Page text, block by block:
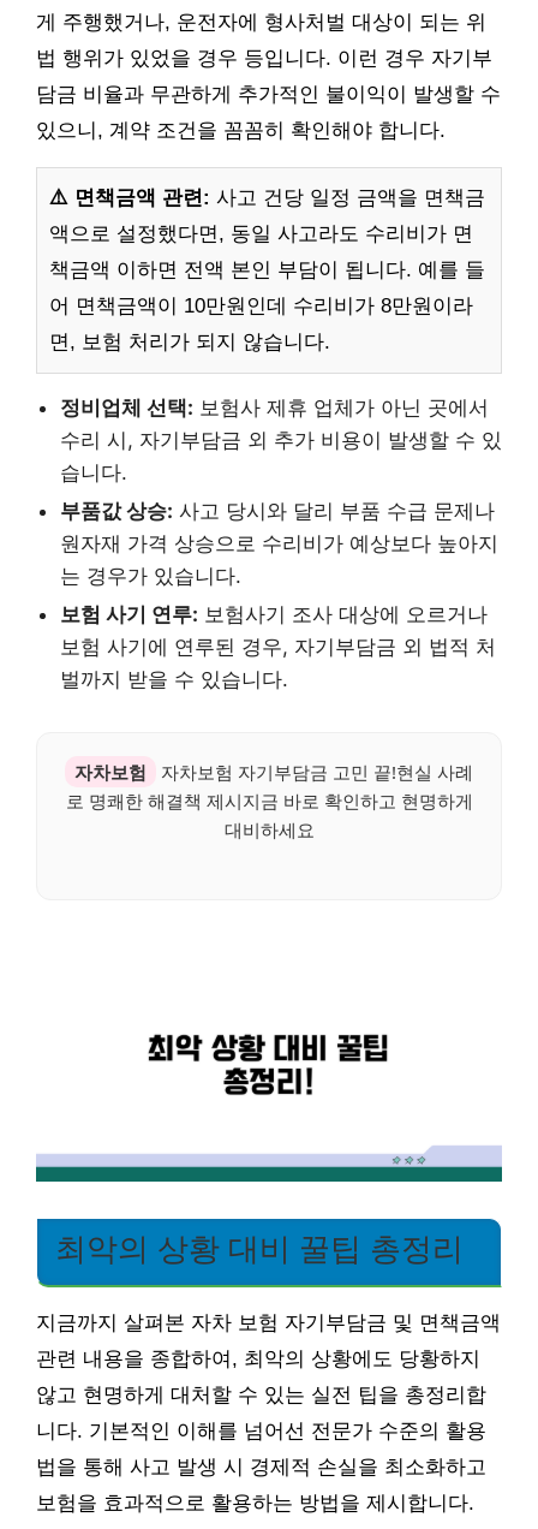
게 주행했거나, 운전자에 형사처벌 대상이 되는 위
법 행위가 있었을 경우 등입니다. 이런 경우 자기부
담금 비율과 무관하게 추가적인 불이익이 발생할 수
있으니, 계약 조건을 꼼꼼히 확인해야 합니다.
⚠️ 면책금액 관련: 사고 건당 일정 금액을 면책금
액으로 설정했다면, 동일 사고라도 수리비가 면
책금액 이하면 전액 본인 부담이 됩니다. 예를 들
어 면책금액이 10만원인데 수리비가 8만원이라
면, 보험 처리가 되지 않습니다.
정비업체 선택: 보험사 제휴 업체가 아닌 곳에서
수리 시, 자기부담금 외 추가 비용이 발생할 수 있
습니다.
부품값 상승: 사고 당시와 달리 부품 수급 문제나
원자재 가격 상승으로 수리비가 예상보다 높아지
는 경우가 있습니다.
보험 사기 연루: 보험사기 조사 대상에 오르거나
보험 사기에 연루된 경우, 자기부담금 외 법적 처
벌까지 받을 수 있습니다.
자차보험
자차보험 자기부담금 고민 끝!현실 사례
로 명쾌한 해결책 제시지금 바로 확인하고 현명하게
대비하세요
최악의 상황 대비 꿀팁 총정리
지금까지 살펴본 자차 보험 자기부담금 및 면책금액
관련 내용을 종합하여, 최악의 상황에도 당황하지
않고 현명하게 대처할 수 있는 실전 팁을 총정리합
니다. 기본적인 이해를 넘어선 전문가 수준의 활용
법을 통해 사고 발생 시 경제적 손실을 최소화하고
보험을 효과적으로 활용하는 방법을 제시합니다.